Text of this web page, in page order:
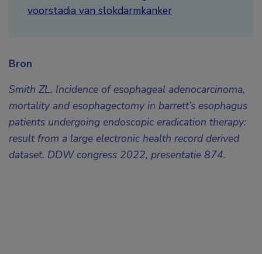
voorstadia van slokdarmkanker
Bron
Smith ZL. Incidence of esophageal adenocarcinoma,
mortality and esophagectomy in barrett’s esophagus
patients undergoing endoscopic eradication therapy:
result from a large electronic health record derived
dataset. DDW congress 2022, presentatie 874.